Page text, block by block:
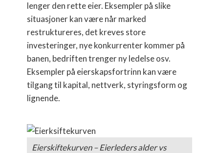
lenger den rette eier. Eksempler på slike
situasjoner kan være når marked
restruktureres, det kreves store
investeringer, nye konkurrenter kommer på
banen, bedriften trenger ny ledelse osv.
Eksempler på eierskapsfortrinn kan være
tilgang til kapital, nettverk, styringsform og
lignende.
Eierskiftekurven – Eierleders alder vs